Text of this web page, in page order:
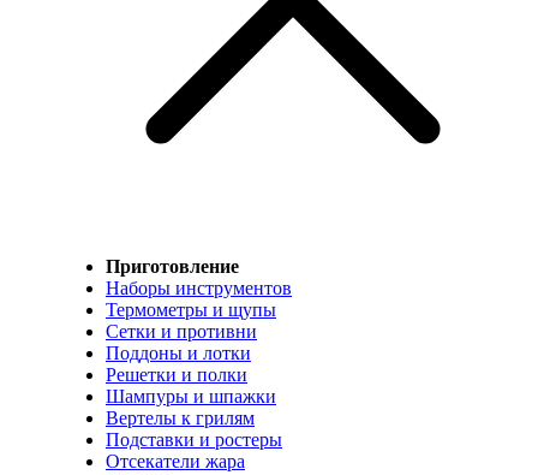
Приготовление
Наборы инструментов
Термометры и щупы
Сетки и противни
Поддоны и лотки
Решетки и полки
Шампуры и шпажки
Вертелы к грилям
Подставки и ростеры
Отсекатели жара